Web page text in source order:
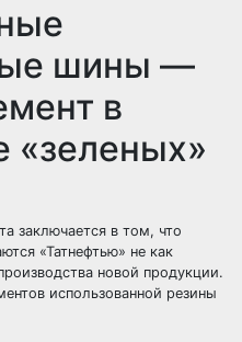
шины —
в
«зеленых»
заключается в том, что
«Татнефтью» не как
новой продукции.
использованной резины